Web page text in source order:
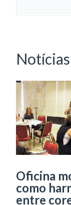
Oficina
como
entre